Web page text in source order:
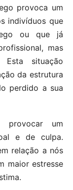
provoca um
indivíduos que
ou que já
mas
situação
da estrutura
perdido a sua
provocar um
e de culpa.
relação a nós
maior estresse